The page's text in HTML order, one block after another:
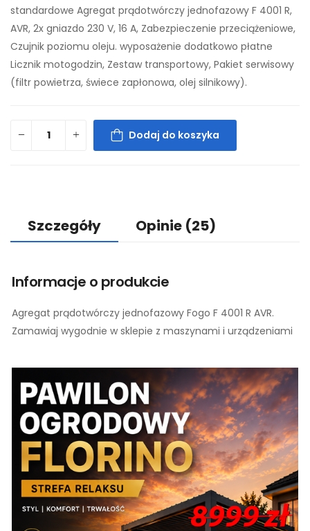
standardowe Agregat prądotwórczy jednofazowy F 4001 R,
AVR, 2x gniazdo 230 V, 16 A, Zabezpieczenie przeciążeniowe,
Czujnik poziomu oleju. wyposażenie dodatkowo płatne
Licznik motogodzin, Zestaw transportowy, Pakiet serwisowy
(filtr powietrza, świece zapłonowa, olej silnikowy).
Dodaj do koszyka
Szczegóły Opinie (25)
Informacje o produkcie
Agregat prądotwórczy jednofazowy Fogo F 4001 R AVR.
Zamawiaj wygodnie w sklepie z maszynami i urządzeniami